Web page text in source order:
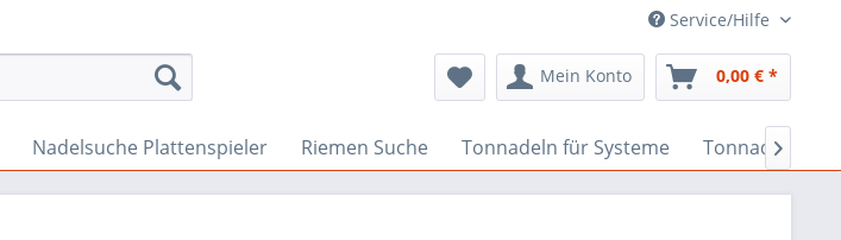
Service/Hilfe
Mein Konto 0,00 € *
Nadelsuche Plattenspieler Riemen Suche Tonnadeln für Systeme Tonnadeln
